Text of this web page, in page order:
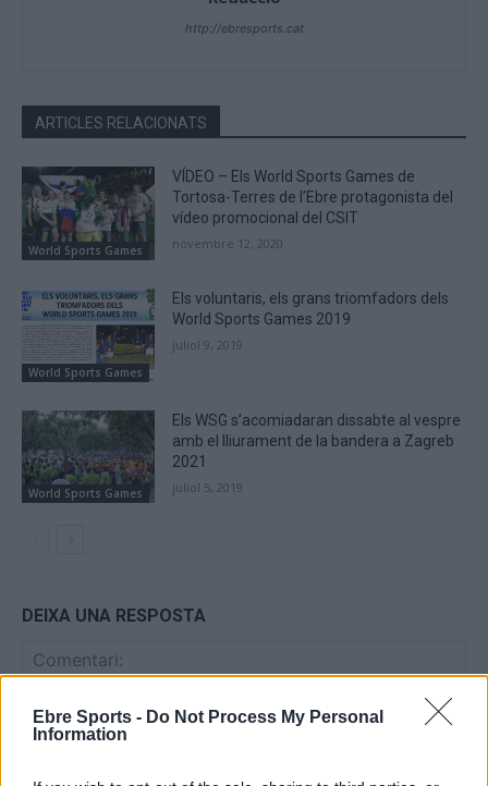
Ebre Sports - Do Not Process My Personal
Information
http://ebresports.cat
ARTICLES RELACIONATS
World Sports Games
VÍDEO – Els World Sports Games de
Tortosa-Terres de l’Ebre protagonista del
vídeo promocional del CSIT
novembre 12, 2020
World Sports Games
Els voluntaris, els grans triomfadors dels
World Sports Games 2019
juliol 9, 2019
World Sports Games
Els WSG s’acomiadaran dissabte al vespre
amb el lliurament de la bandera a Zagreb
2021
juliol 5, 2019
DEIXA UNA RESPOSTA